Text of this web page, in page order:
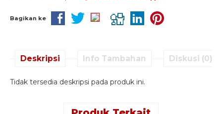
Bagikan ke
Deskripsi Info Tambahan Diskusi (0)
Tidak tersedia deskripsi pada produk ini.